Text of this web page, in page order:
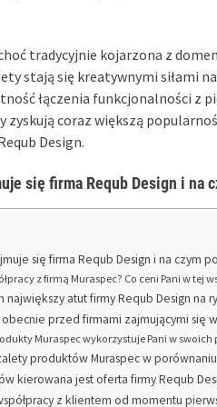
tradycyjnie kojarzona z
stają się kreatywnymi siłami
łączenia funkcjonalności z
coraz większą
Design.
się firma Requb Design i na
się firma Requb Design i na czym
z firmą Muraspec? Co ceni Pani w tej
największy atut firmy Requb Design na
przed firmami zajmującymi się
Muraspec wykorzystuje Pani w
produktów Muraspec w
kierowana jest oferta firmy Requb
z klientem od momentu